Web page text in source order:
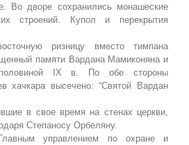
Во дворе сохранились монашеские
строений. Купол и перекрытия
ризницу вместо тимпана
памяти Вардана Мамиконяна и
IX в. По обе стороны
хачкара высечено: “Святой Вардан
в свое время на стенах церкви,
Степаносу Орбеляну.
управлением по охране и